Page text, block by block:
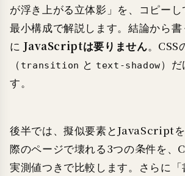
が浮き上がる立体影」を、コピーし
最小構成で解説します。結論から
に JavaScriptは要りません。CSS
（ transition と text-shadow）
す。
後半では、擬似要素とJavaScript
際のページで壊れる3つの条件を
実測値つきで比較します。さらに